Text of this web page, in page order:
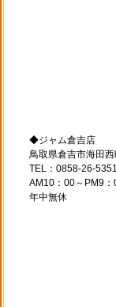
◆ジャム倉吉店
鳥取県倉吉市海田
TEL：0858-26-
AM10：00～PM9：
年中無休